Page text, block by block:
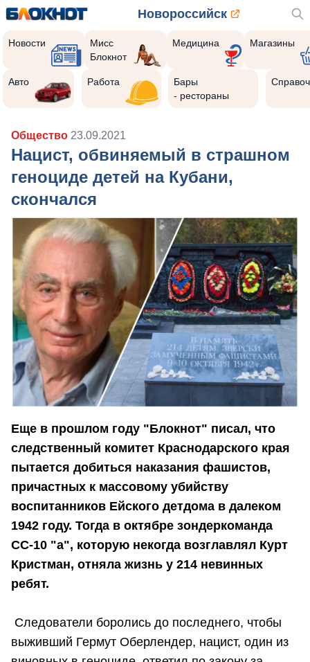
Новороссийск
Новости
Мисс
Блокнот
Медицина Магазины
Авто Работа
Бары
- рестораны
Общество 23.09.2021
Нацист, обвиняемый в страшном
геноциде детей на Кубани,
скончался
Еще в прошлом году "Блокнот" писал, что
следственный комитет Краснодарского края
пытается добиться наказания фашистов,
причастных к массовому убийству
воспитанников Ейского детдома в далеком
1942 году. Тогда в октябре зондеркоманда
СС-10 "а", которую некогда возглавлял Курт
Кристман, отняла жизнь у 214 невинных
ребят.
Следователи боролись до последнего, чтобы
выживший Гермут Оберлендер, нацист, один из